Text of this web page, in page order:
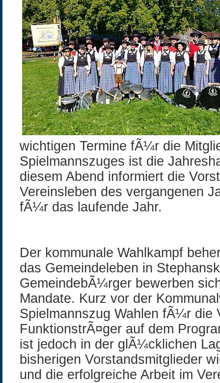
wichtigen Termine fÃ¼r die
Spielmannszuges ist die
diesem Abend informiert die
Vereinsleben des vergangenen
fÃ¼r das laufende Jahr.
Der kommunale Wahlkampf
das Gemeindeleben in
GemeindebÃ¼rger bewerben
Mandate. Kurz vor der
Spielmannszug Wahlen fÃ¼r die
FunktionstrÃ¤ger auf dem
ist jedoch in der glÃ¼cklichen
bisherigen Vorstandsmitglieder
und die erfolgreiche Arbeit im